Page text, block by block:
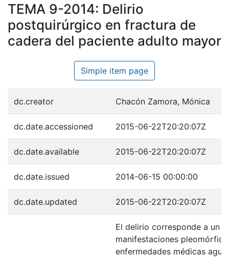
Statistics
TEMA 9-2014: Delirio
postquirúrgico en fractura de
cadera del paciente adulto mayor
Simple item page
dc.creator Chacón Zamora, Mónica
dc.date.accessioned 2015-06-22T20:20:07Z
dc.date.available 2015-06-22T20:20:07Z
dc.date.issued 2014-06-15 00:00:00
dc.date.updated 2015-06-22T20:20:07Z
El delirio corresponde a un
manifestaciones
enfermedades médicas